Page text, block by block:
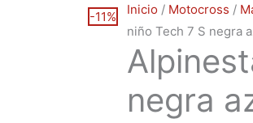
-11% Inicio / Motocross /
niño Tech 7 S negra
negra
El
precio
original
era:
269,99€.
El
es:
Alpinestars
botas
niño
Tech
7